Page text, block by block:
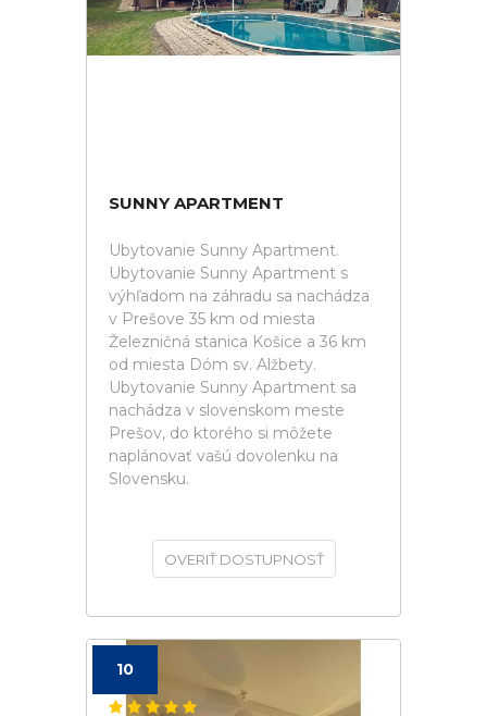
SUNNY APARTMENT
Ubytovanie Sunny Apartment.
Ubytovanie Sunny Apartment s
výhľadom na záhradu sa nachádza
v Prešove 35 km od miesta
Železničná stanica Košice a 36 km
od miesta Dóm sv. Alžbety.
Ubytovanie Sunny Apartment sa
nachádza v slovenskom meste
Prešov, do ktorého si môžete
naplánovať vašú dovolenku na
Slovensku.
OVERIŤ DOSTUPNOSŤ
10